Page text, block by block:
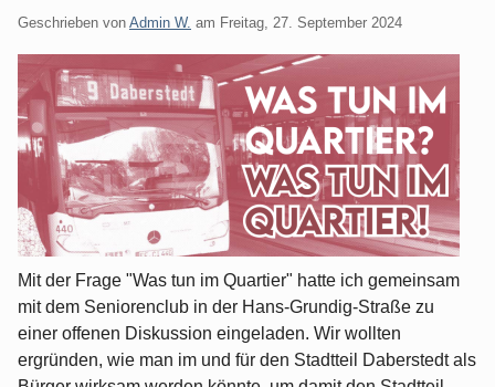
Geschrieben von Admin W. am Freitag, 27. September 2024
Mit der Frage "Was tun im Quartier" hatte ich gemeinsam
mit dem Seniorenclub in der Hans-Grundig-Straße zu
einer offenen Diskussion eingeladen. Wir wollten
ergründen, wie man im und für den Stadtteil Daberstedt als